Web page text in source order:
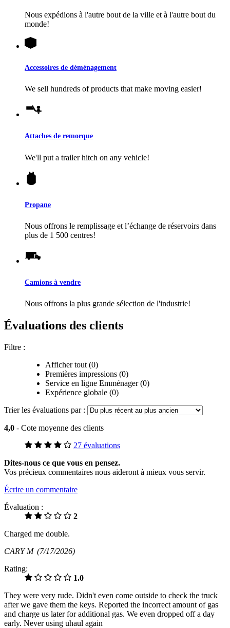
Nous expédions à l'autre bout de la ville et à l'autre bout du
monde!
Accessoires de déménagement
We sell hundreds of products that make moving easier!
Attaches de remorque
We'll put a trailer hitch on any vehicle!
Propane
Nous offrons le remplissage et l’échange de réservoirs dans
plus de 1 500 centres!
Camions à vendre
Nous offrons la plus grande sélection de l'industrie!
Évaluations des clients
Filtre :
Afficher tout (0)
Premières impressions (0)
Service en ligne Emménager (0)
Expérience globale (0)
Trier les évaluations par :
4,0 - Cote moyenne des clients
27 évaluations
Dites-nous ce que vous en pensez.
Vos précieux commentaires nous aideront à mieux vous servir.
Écrire un commentaire
Évaluation :
2
Charged me double.
CARY M (7/17/2026)
Rating:
1.0
They were very rude. Didn't even come outside to check the truck
after we gave them the keys. Reported the incorrect amount of gas
and charge us later for additional gas. We even dropped off a day
early. Never using uhaul again